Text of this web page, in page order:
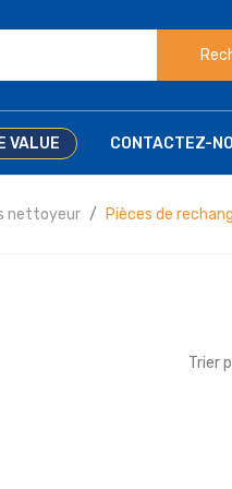
VALUE CONTACTEZ-
nettoyeur Pièces de
Trier